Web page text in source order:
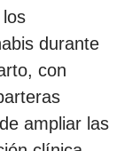
durante
con
ampliar las